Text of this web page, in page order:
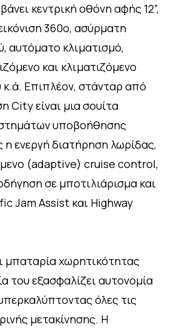
κεντρική οθόνη αφής 12”,
360ο, ασύρματη
αυτόματο κλιματισμό,
και κλιματιζόμενο
Επιπλέον, στάνταρ από
City είναι μια σουίτα
υποβοήθησης
ενεργή διατήρηση λωρίδας,
(adaptive) cruise control,
σε μποτιλιάρισμα και
Jam Assist και Highway
μπαταρία χωρητικότητας
του εξασφαλίζει αυτονομία
όλες τις
μετακίνησης. Η